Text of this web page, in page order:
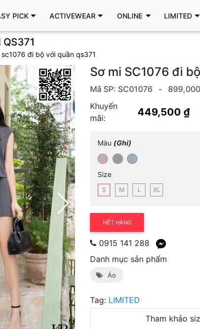
PICK ACTIVEWEAR ONLINE LIMITED
sc1076 đi bộ với quần qs371
Sơ mi SC1076 đi
Mã SP: SC01076 -
Khuyến
mãi:
449,500 ₫
Màu (Ghi)
Size
S M L XL
HẾT HÀNG
0915 141 288
Danh mục sản phẩm
Áo
Tag: LIMITED
Tham khảo